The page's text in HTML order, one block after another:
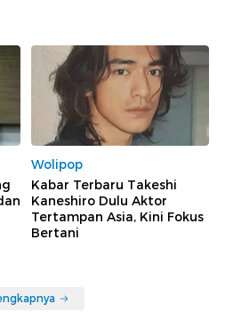
Wolipop
Kabar Terbaru Takeshi
Kaneshiro Dulu Aktor
Tertampan Asia, Kini Fokus
Bertani